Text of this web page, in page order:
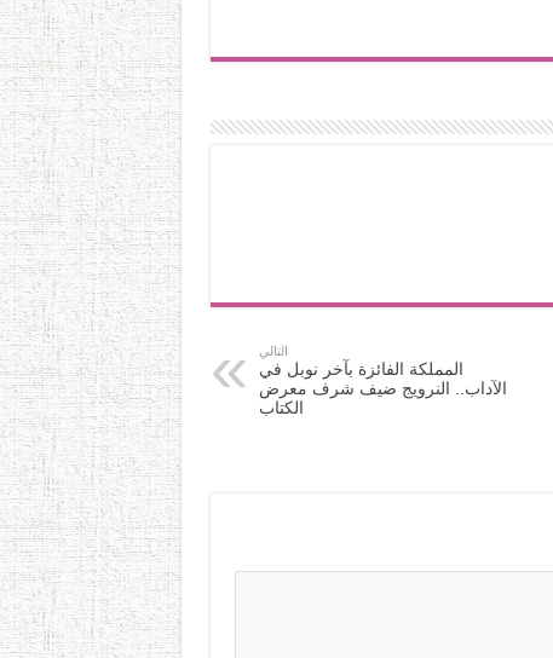
التالي
المملكة الفائزة بآخر نوبل في
الآداب.. النرويج ضيف شرف معرض
الكتاب